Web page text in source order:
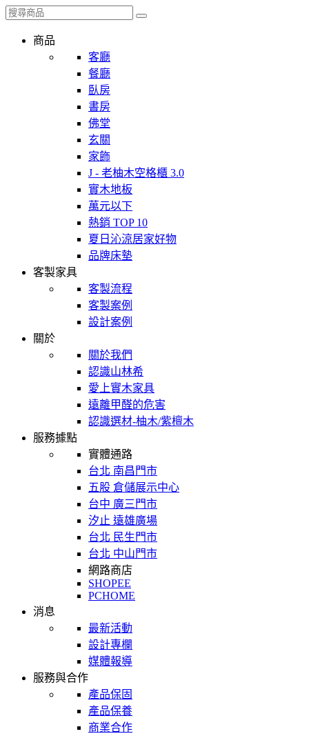
商品
客廳
餐廳
臥房
書房
佛堂
玄關
家飾
J - 老柚木空格櫃 3.0
實木地板
萬元以下
熱銷 TOP 10
夏日沁涼居家好物
品牌床墊
客製家具
客製流程
客製案例
設計案例
關於
關於我們
認識山林希
愛上實木家具
遠離甲醛的危害
認識選材-柚木/紫檀木
服務據點
實體通路
台北 南昌門市
五股 倉儲展示中心
台中 廣三門市
汐止 遠雄廣場
台北 民生門市
台北 中山門市
網路商店
SHOPEE
PCHOME
消息
最新活動
設計專欄
媒體報導
服務與合作
產品保固
產品保養
商業合作